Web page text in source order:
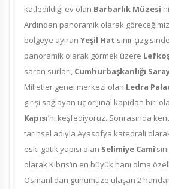
katledildiği ev olan Barbarlık Müzesi
Ardından panoramik olarak
bölgeye ayıran Yeşil Hat sınır
panoramik olarak görmek üzere
saran surları, Cumhurbaşkanlığı
Milletler genel merkezi olan Ledra
girişi sağlayan üç orijinal kapıdan biri
Kapısı’nı keşfediyoruz. Sonrasında
tarihsel adıyla Ayasofya katedrali
eski gotik yapısı olan Selimiye Cami
olarak Kıbrıs’ın en büyük hanı olma
Osmanlıdan günümüze ulaşan 2